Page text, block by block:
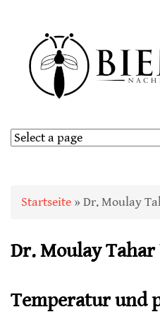
Sie sind hier
Startseite » Dr. Moulay
Dr. Moulay
Temperatur und